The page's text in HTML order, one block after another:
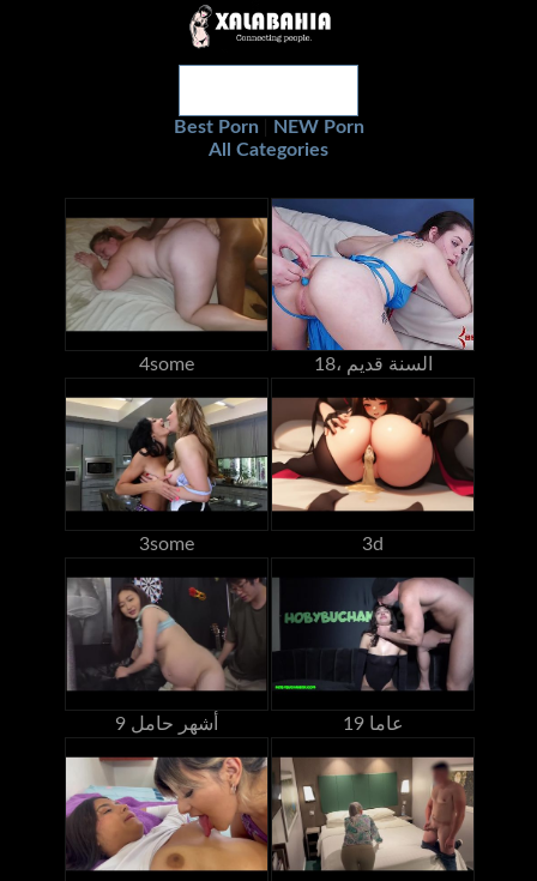
Best Porn
NEW Porn
All Categories
4some 18، السنة قديم
3some 3d
9 أشهر حامل 19 عاما